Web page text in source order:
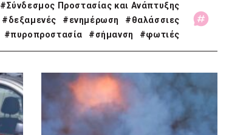
#Σύνδεσμος Προστασίας και Ανάπτυξης
#δεξαμενές #ενημέρωση
#θαλάσσιες
#πυροπροστασία #σήμανση #φωτιές